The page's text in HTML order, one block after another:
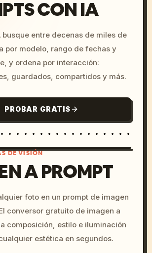
CON IA
busque entre decenas de miles de
por modelo, rango de fechas y
y ordena por interacción:
guardados, compartidos y más.
PROBAR GRATIS
c, cyberpunk sunset, neon
colors, 8k --v 6.0
DE VISIÓN
A PROMPT
foto en un prompt de imagen
conversor gratuito de imagen a
composición, estilo e iluminación
estética en segundos.